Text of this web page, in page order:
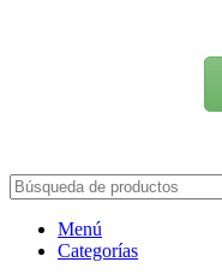
Menú
Categorías